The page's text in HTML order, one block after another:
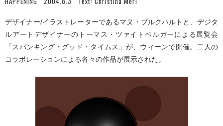
デザイナー/イラストレーターであるマヌ・ブルクハルトと、デジタ
ルアートデザイナーのトーマス・ツァイトベルガーによる展覧会
「スパンキング・グッド・タイムス」が、ウィーンで開催。二人の
コラボレーションによる各々の作品が展示された。